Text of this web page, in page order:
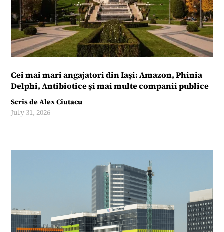
Cei mai mari angajatori din Iași: Amazon, Phinia
Delphi, Antibiotice și mai multe companii publice
Scris deAlex Ciutacu
July 31, 2026